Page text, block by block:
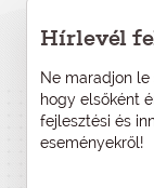
Hírlevél
Ne maradjon
hogy elsőként
fejlesztési és
eseményekről!